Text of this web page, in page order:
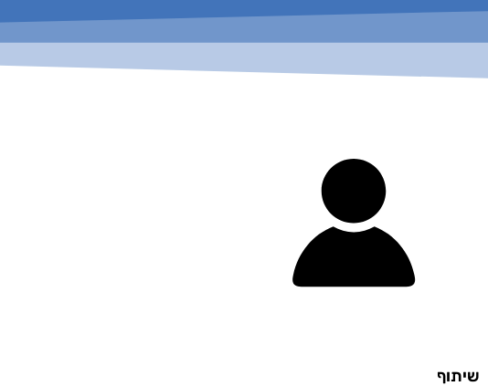
שיתוף